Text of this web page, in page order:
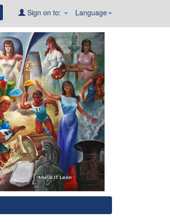
Language
Sign on to: